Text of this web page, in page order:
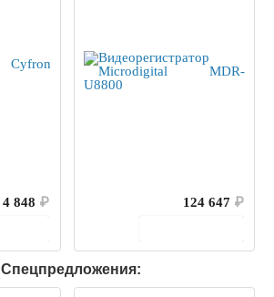
4 848 ₽
124 647 ₽
Спецпредложения: